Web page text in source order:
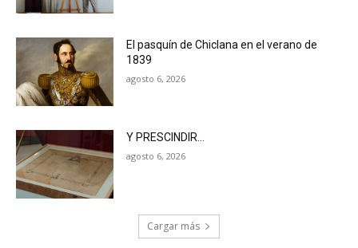
El pasquín de Chiclana en el verano de
1839
agosto 6, 2026
Y PRESCINDIR…
agosto 6, 2026
Cargar más